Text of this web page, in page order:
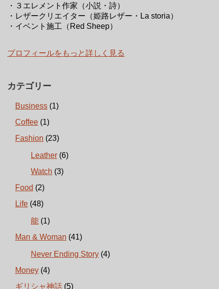
・３エレメント作家（小説・詩）
・レザークリエイター（姫路レザー・La storia）
・イベント施工（Red Sheep）
プロフィールをもっと詳しく見る
カテゴリー
Business (1)
Coffee (1)
Fashion (23)
Leather (6)
Watch (3)
Food (2)
Life (48)
能 (1)
Man & Woman (41)
Never Ending Story (4)
Money (4)
ギリシャ神話 (5)